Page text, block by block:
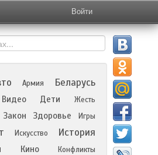
Войти
Армия Беларусь
Видео Дети
Жесть
Закон Здоровье Игры
Искусство История
Кино Конфликты